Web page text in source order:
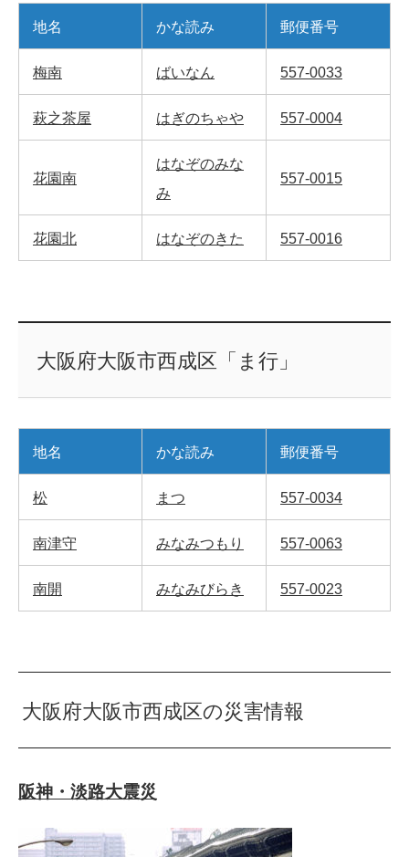
地名 かな読み 郵便番号
梅南 ばいなん 557-0033
萩之茶屋 はぎのちゃや 557-0004
花園南
はなぞのみな
み
557-0015
花園北 はなぞのきた 557-0016
大阪府大阪市西成区「ま行」
地名 かな読み 郵便番号
松 まつ 557-0034
南津守 みなみつもり 557-0063
南開 みなみびらき 557-0023
大阪府大阪市西成区の災害情報
阪神・淡路大震災